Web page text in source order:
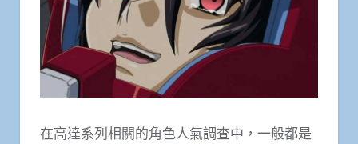
在高達系列相關的角色人氣調查中，一般都是